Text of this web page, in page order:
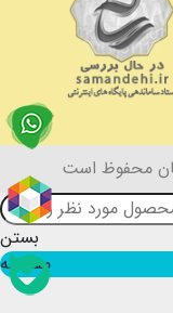
محفوظ است
بستن
مقایسه